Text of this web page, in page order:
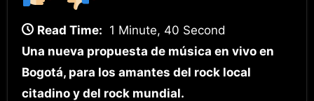
Read Time: 1 Minute, 40 Second
Una nueva propuesta de música en vivo en
Bogotá, para los amantes del rock local
citadino y del rock mundial.